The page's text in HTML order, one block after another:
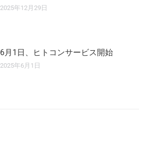
2025年12月29日
6月1日、ヒトコンサービス開始
2025年6月1日